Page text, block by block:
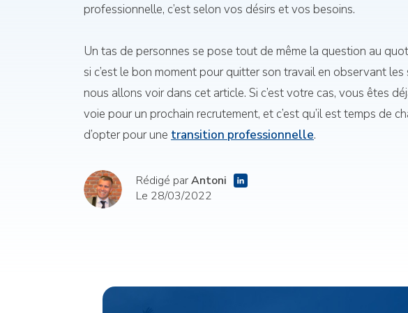
professionnelle, c’est selon vos désirs et vos besoins.
Un tas de personnes se pose tout de même la question au
si c’est le bon moment pour quitter son travail en observant les
nous allons voir dans cet article. Si c’est votre cas, vous êtes
voie pour un prochain recrutement, et c’est qu’il est temps de
d’opter pour une transition professionnelle.
Rédigé parAntoni
Le 28/03/2022